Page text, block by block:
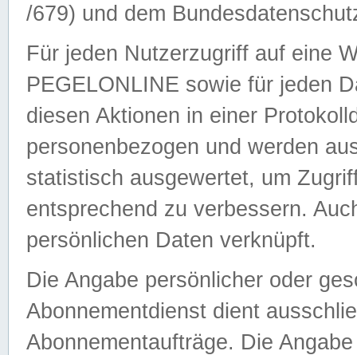
/679) und dem
Für jeden Nutzerzugriff auf eine
PEGELONLINE sowie für jeden
diesen Aktionen in einer
personenbezogen und werden
statistisch ausgewertet, um
entsprechend zu verbessern.
persönlichen Daten verknüpft.
Die Angabe persönlicher oder
Abonnementdienst dient
Abonnementaufträge. Die